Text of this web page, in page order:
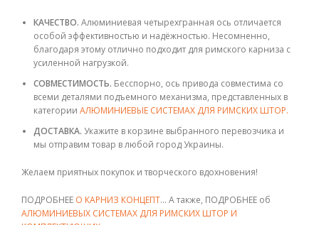
КАЧЕСТВО. Алюминиевая четырехгранная ось отличается
особой эффективностью и надёжностью. Несомненно,
благодаря этому отлично подходит для римского карниза с
усиленной нагрузкой.
СОВМЕСТИМОСТЬ. Бесспорно, ось привода совместима со
всеми деталями подъемного механизма, представленных в
категории АЛЮМИНИЕВЫЕ СИСТЕМАХ ДЛЯ РИМСКИХ ШТОР.
ДОСТАВКА. Укажите в корзине выбранного перевозчика и
мы отправим товар в любой город Украины.
Желаем приятных покупок и творческого вдохновения!
ПОДРОБНЕЕ О КАРНИЗ КОНЦЕПТ… А также, ПОДРОБНЕЕ об
АЛЮМИНИЕВЫХ СИСТЕМАХ ДЛЯ РИМСКИХ ШТОР И